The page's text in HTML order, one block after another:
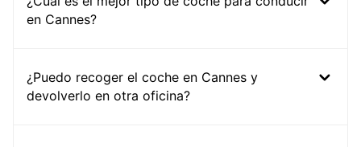
en Cannes?
¿Puedo recoger el coche en Cannes y
devolverlo en otra oficina?